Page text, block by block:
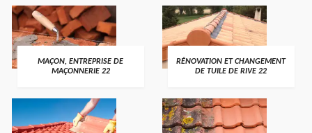
MAÇON, ENTREPRISE DE
MAÇONNERIE 22
RÉNOVATION ET CHANGEMENT
DE TUILE DE RIVE 22